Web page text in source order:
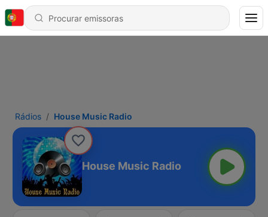
Rádios House Music Radio
House Music Radio